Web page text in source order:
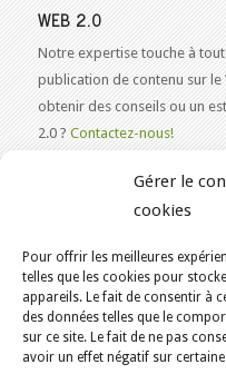
Gérer le
cookies
Pour offrir les meilleures
telles que les cookies pour
appareils. Le fait de consentir à
des données telles que le
sur ce site. Le fait de ne pas
avoir un effet négatif sur
WEB 2.0
Notre expertise touche à
publication de contenu sur le
obtenir des conseils ou un
2.0 ? Contactez-nous!
VOUS ÊTES ICI : ACCUEIL /
HÉBERGEMENT WEB
SAINT-AMBROISE-DE-KILDARE